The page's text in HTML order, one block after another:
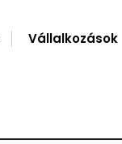
Vállalkozások